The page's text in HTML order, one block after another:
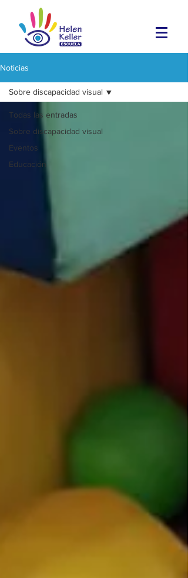
Noticias
Todas las entradas
Sobre discapacidad visual
Eventos
Educación
Sobre discapacidad visual